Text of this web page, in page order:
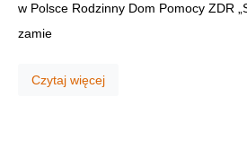
w Polsce Rodzinny Dom Pomocy ZDR
zamie
Czytaj więcej